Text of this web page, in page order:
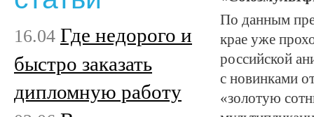
По данным
крае уже
российской
с новинками
«золотую
16.04 Где недорого и
быстро заказать
дипломную работу